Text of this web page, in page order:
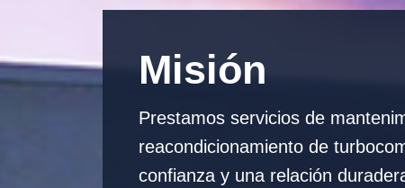
Misión
Prestamos servicios de
reacondicionamiento de
confianza y una relación